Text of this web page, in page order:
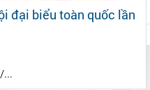
đại biểu toàn quốc lần
...